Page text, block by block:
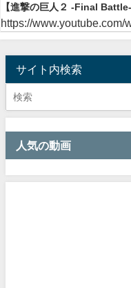
【進撃の巨人２ -Final
https://www.youtube.com/
サイト内検索
人気の動画